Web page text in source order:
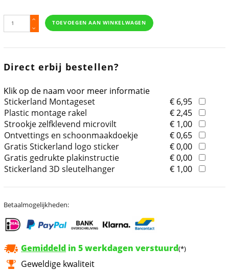
TOEVOEGEN AAN WINKELWAGEN
Direct erbij bestellen?
Klik op de naam voor meer informatie
Stickerland Montageset
€ 6,95
Plastic montage rakel
€ 2,45
Strookje zelfklevend microvilt
€ 1,00
Ontvettings en schoonmaakdoekje
€ 0,65
Gratis Stickerland logo sticker
€ 0,00
Gratis gedrukte plakinstructie
€ 0,00
Stickerland 3D sleutelhanger
€ 1,00
Betaalmogelijkheden:
Gemiddeld in 5 werkdagen verstuurd(*)
Geweldige kwaliteit